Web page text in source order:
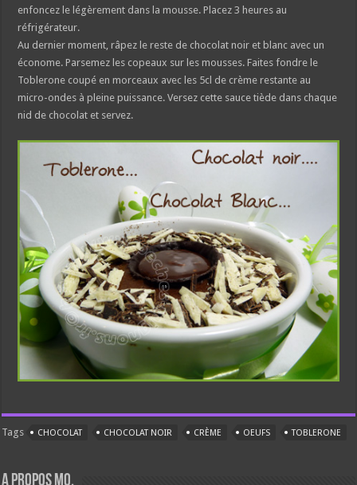
enfoncez le légèrement dans la mousse. Placez 3 heures au
réfrigérateur.
Au dernier moment, râpez le reste de chocolat noir et blanc avec un
économe. Parsemez les copeaux sur les mousses. Faites fondre le
Toblerone coupé en morceaux avec les 5cl de crème restante au
micro-ondes à pleine puissance. Versez cette sauce tiède dans chaque
nid de chocolat et servez.
Tags CHOCOLAT CHOCOLAT NOIR CRÈME OEUFS TOBLERONE